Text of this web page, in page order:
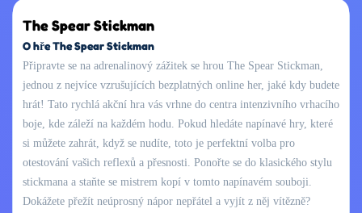
The Spear Stickman
O hře The Spear Stickman
Připravte se na adrenalinový zážitek se hrou The Spear Stickman,
jednou z nejvíce vzrušujících bezplatných online her, jaké kdy budete
hrát! Tato rychlá akční hra vás vrhne do centra intenzivního vrhacího
boje, kde záleží na každém hodu. Pokud hledáte napínavé hry, které
si můžete zahrát, když se nudíte, toto je perfektní volba pro
otestování vašich reflexů a přesnosti. Ponořte se do klasického stylu
stickmana a staňte se mistrem kopí v tomto napínavém souboji.
Dokážete přežít neúprosný nápor nepřátel a vyjít z něj vítězně?